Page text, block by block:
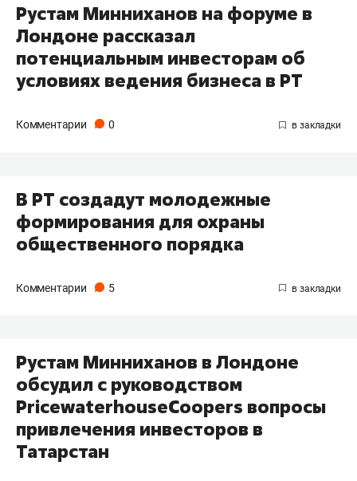
Рустам Минниханов на форуме в
Лондоне рассказал
потенциальным инвесторам об
условиях ведения бизнеса в РТ
Комментарии 0
В РТ создадут молодежные
формирования для охраны
общественного порядка
Комментарии 5
Рустам Минниханов в Лондоне
обсудил с руководством
PricewaterhouseCoopers вопросы
привлечения инвесторов в
Татарстан